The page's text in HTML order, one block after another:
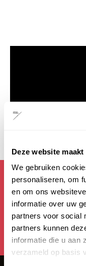
Deze website
We gebruiken
personaliseren, om
en om ons
informatie over uw
partners voor social
partners kunnen
informatie die u aan
verzameld op basis
Mis geen
Schrijf je in voor de
de hoogte.